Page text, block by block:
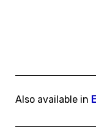
Also available in